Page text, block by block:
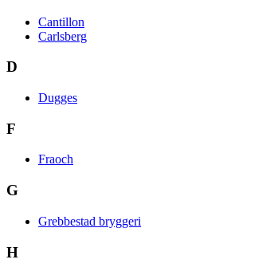
Cantillon
Carlsberg
D
Dugges
F
Fraoch
G
Grebbestad bryggeri
H